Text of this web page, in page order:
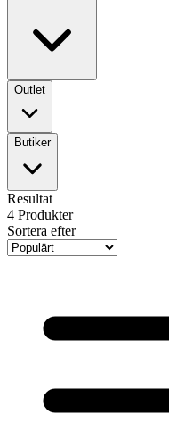
Outlet
Butiker
Resultat
4 Produkter
Sortera efter